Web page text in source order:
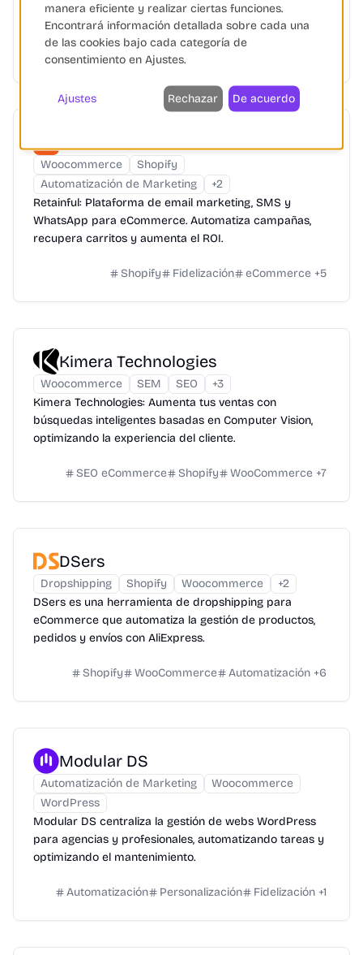
WooCommerce Marketing Digital
Automatización
2
Woocommerce
Shopify
Automatización de Marketing
+2
Retainful: Plataforma de email marketing, SMS y
WhatsApp para eCommerce. Automatiza campañas,
recupera carritos y aumenta el ROI.
Shopify Fidelización eCommerce +5
Kimera Technologies
Woocommerce SEM SEO +3
Kimera Technologies: Aumenta tus ventas con
búsquedas inteligentes basadas en Computer Vision,
optimizando la experiencia del cliente.
SEO eCommerce Shopify WooCommerce +7
DSers
Dropshipping Shopify Woocommerce +2
DSers es una herramienta de dropshipping para
eCommerce que automatiza la gestión de productos,
pedidos y envíos con AliExpress.
Shopify WooCommerce Automatización +6
Modular DS
Automatización de Marketing
Woocommerce
WordPress
Modular DS centraliza la gestión de webs WordPress
para agencias y profesionales, automatizando tareas y
optimizando el mantenimiento.
Automatización Personalización Fidelización +1
manera eficiente y realizar ciertas funciones.
Encontrará información detallada sobre cada una
de las cookies bajo cada categoría de
consentimiento en Ajustes.
Ajustes Rechazar De acuerdo